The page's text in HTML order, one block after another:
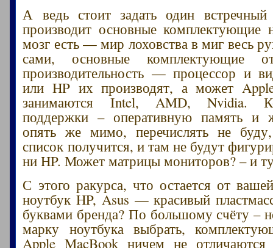
А ведь стоит задать один
производит основные комплектующие
мозг есть — мир лоховства в миг весь
сами, основные комплектующие
производительность — процессор и
или HP их производят, а может
занимаются Intel, AMD, Nvidia.
поддержки – оперативную память и
опять же мимо, перечислять не
список получится, и там не будут
ни HP. Может матрицы мониторов? – и
С этого ракурса, что остается от
ноутбук HP, Asus — красивый
буквами бренда? По большому счёту –
марку ноутбука выбрать,
Apple MacBook ничем не отличаются